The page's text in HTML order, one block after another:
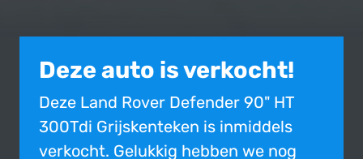
Deze auto is verkocht!
Deze Land Rover Defender 90" HT
300Tdi Grijskenteken is inmiddels
verkocht. Gelukkig hebben we nog